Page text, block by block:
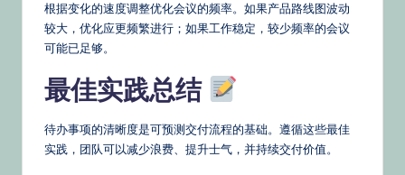
根据变化的速度调整优化会议的频率。如果产品路线图波动
较大，优化应更频繁进行；如果工作稳定，较少频率的会议
可能已足够。
最佳实践总结
待办事项的清晰度是可预测交付流程的基础。遵循这些最佳
实践，团队可以减少浪费、提升士气，并持续交付价值。